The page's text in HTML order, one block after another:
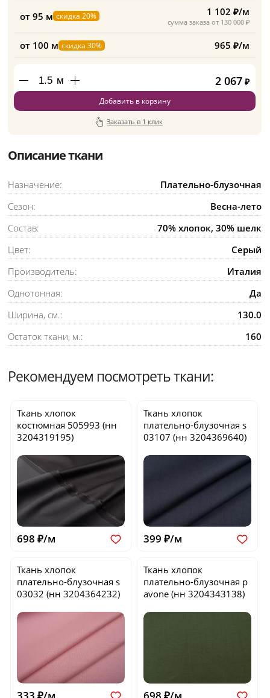
от 95 м скидка 20%
сумма заказа от 130 000 ₽
1 102 ₽/м
от 100 м скидка 30% 965 ₽/м
м 2 067 ₽
Добавить в корзину
Заказать в 1 клик
Описание ткани
Назначение:
Плательно-блузочная
Сезон:
Весна-лето
Состав:
70% хлопок, 30% шелк
Цвет:
Серый
Производитель:
Италия
Однотонная:
Да
Ширина, см.:
130.0
Остаток ткани, м.:
160
Рекомендуем посмотреть ткани:
Ткань хлопок
костюмная 505993 (нн
3204319195)
698 ₽/м
Ткань хлопок
плательно-блузочнаяs
03107 (нн 3204369640)
399 ₽/м
Ткань хлопок
плательно-блузочнаяs
03032 (нн 3204364232)
333 ₽/м
Ткань хлопок
плательно-блузочная p
avone (нн 3204343138)
698 ₽/м